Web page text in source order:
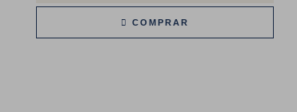
COMPRAR